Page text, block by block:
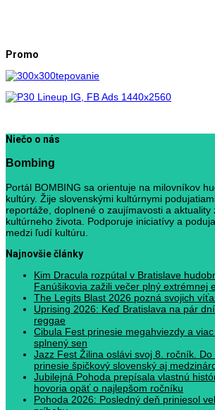
Promo
Niečo o nás
Bombing
Portál BOMBING sa orientuje na milovníkov
kultúry. Žije slovenskými kultúrnymi
reportáže, doplnené o zaujímavosti a aktuality
kultúrneho života. Podporuje iniciatívy a
medzi ľudí kultúru.
Najnovšie články
Kim Dracula rozpútal v Bratislave
Fanúšikovia zažili večer plný extrémnej
The Legits Blast 2026 pozná svojich
Uprising 2026: Keď Bratislava na pár
reggae
Cibula Fest prinesie megahviezdy a
splnený sen
Jazz Fest Žilina oslávi svoj 8. ročník.
prinesie špičkový slovenský aj
Jubilejná Pohoda prepísala vlastnú
hovoria opäť o najlepšom ročníku
Pohoda 2026: Posledný deň priniesol